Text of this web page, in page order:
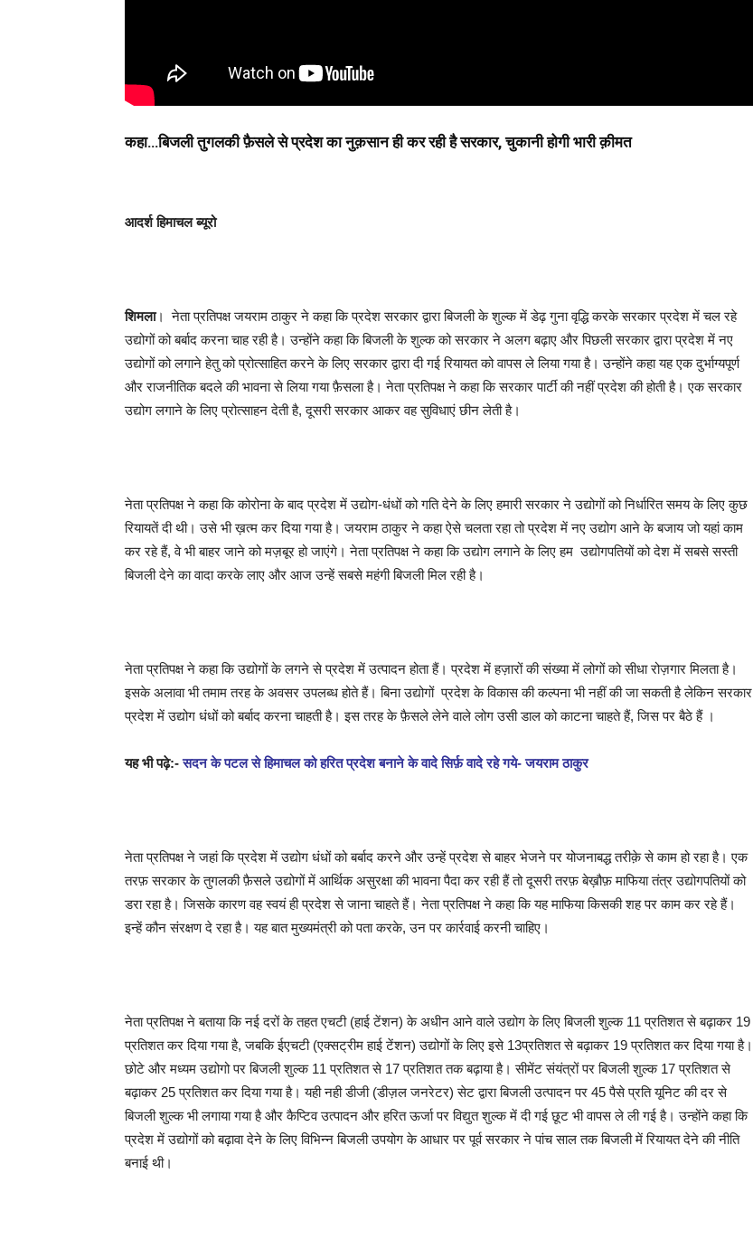
कहा…बिजलीतुगलकी फ़ैसले से प्रदेश का नुक़सान ही कर रही है सरकार, चुकानी होगी भारी क़ीमत
आदर्श हिमाचल ब्यूरो
शिमला। नेता प्रतिपक्ष जयराम ठाकुर ने कहा कि प्रदेश सरकार द्वारा बिजली के शुल्क में डेढ़ गुना वृद्धि करके सरकार प्रदेश में चल रहे
उद्योगों को बर्बाद करना चाह रही है। उन्होंने कहा कि बिजली के शुल्क को सरकार ने अलग बढ़ाए और पिछली सरकार द्वारा प्रदेश में नए
उद्योगों को लगाने हेतु को प्रोत्साहित करने के लिए सरकार द्वारा दी गई रियायत को वापस ले लिया गया है। उन्होंने कहा यह एक दुर्भाग्यपूर्ण
और राजनीतिक बदले की भावना से लिया गया फ़ैसला है। नेता प्रतिपक्ष ने कहा कि सरकार पार्टी की नहीं प्रदेश की होती है। एक सरकार
उद्योग लगाने के लिए प्रोत्साहन देती है, दूसरी सरकार आकर वह सुविधाएं छीन लेती है।
नेता प्रतिपक्ष ने कहा कि कोरोना के बाद प्रदेश में उद्योग-धंधों को गति देने के लिए हमारी सरकार ने उद्योगों को निर्धारित समय के लिए कुछ
रियायतें दी थी। उसे भी ख़त्म कर दिया गया है। जयराम ठाकुर ने कहा ऐसे चलता रहा तो प्रदेश में नए उद्योग आने के बजाय जो यहां काम
कर रहे हैं, वे भी बाहर जाने को मज़बूर हो जाएंगे। नेता प्रतिपक्ष ने कहा कि उद्योग लगाने के लिए हम उद्योगपतियों को देश में सबसे सस्ती
बिजली देने का वादा करके लाए और आज उन्हें सबसे महंगी बिजली मिल रही है।
नेता प्रतिपक्ष ने कहा कि उद्योगों के लगने से प्रदेश में उत्पादन होता हैं। प्रदेश में हज़ारों की संख्या में लोगों को सीधा रोज़गार मिलता है।
इसके अलावा भी तमाम तरह के अवसर उपलब्ध होते हैं। बिना उद्योगों प्रदेश के विकास की कल्पना भी नहीं की जा सकती है लेकिन सरकार
प्रदेश में उद्योग धंधों को बर्बाद करना चाहती है। इस तरह के फ़ैसले लेने वाले लोग उसी डाल को काटना चाहते हैं, जिस पर बैठे हैं ।
यह भी पढ़े:-सदन के पटल से हिमाचल को हरित प्रदेश बनाने के वादे सिर्फ़ वादे रहे गये- जयराम ठाकुर
नेता प्रतिपक्ष ने जहां कि प्रदेश में उद्योग धंधों को बर्बाद करने और उन्हें प्रदेश से बाहर भेजने पर योजनाबद्ध तरीक़े से काम हो रहा है। एक
तरफ़ सरकार के तुगलकी फ़ैसले उद्योगों में आर्थिक असुरक्षा की भावना पैदा कर रही हैं तो दूसरी तरफ़ बेख़ौफ़ माफिया तंत्र उद्योगपतियों को
डरा रहा है। जिसके कारण वह स्वयं ही प्रदेश से जाना चाहते हैं। नेता प्रतिपक्ष ने कहा कि यह माफिया किसकी शह पर काम कर रहे हैं।
इन्हें कौन संरक्षण दे रहा है। यह बात मुख्यमंत्री को पता करके, उन पर कार्रवाई करनी चाहिए।
नेता प्रतिपक्ष ने बताया कि नई दरों के तहत एचटी (हाई टेंशन) के अधीन आने वाले उद्योग के लिए बिजली शुल्क 11 प्रतिशत से बढ़ाकर 19
प्रतिशत कर दिया गया है, जबकि ईएचटी (एक्सट्रीम हाई टेंशन) उद्योगों के लिए इसे 13प्रतिशत से बढ़ाकर 19 प्रतिशत कर दिया गया है।
छोटे और मध्यम उद्योगो पर बिजली शुल्क 11 प्रतिशत से 17 प्रतिशत तक बढ़ाया है। सीमेंट संयंत्रों पर बिजली शुल्क 17 प्रतिशत से
बढ़ाकर 25 प्रतिशत कर दिया गया है। यही नही डीजी (डीज़ल जनरेटर) सेट द्वारा बिजली उत्पादन पर 45 पैसे प्रति यूनिट की दर से
बिजली शुल्क भी लगाया गया है और कैप्टिव उत्पादन और हरित ऊर्जा पर विद्युत शुल्क में दी गई छूट भी वापस ले ली गई है। उन्होंने कहा कि
प्रदेश में उद्योगों को बढ़ावा देने के लिए विभिन्न बिजली उपयोग के आधार पर पूर्व सरकार ने पांच साल तक बिजली में रियायत देने की नीति
बनाई थी।